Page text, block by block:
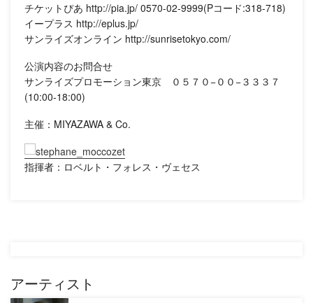
チケットぴあ http://pia.jp/ 0570-02-9999(Pコード:318-718)
イープラス http://eplus.jp/
サンライズオンライン http://sunrisetokyo.com/
公演内容のお問合せ
サンライズプロモーション東京 ０５７０−００−３３３７
(10:00-18:00)
主催：MIYAZAWA & Co.
指揮者：ロベルト・フォレス・ヴェセス
アーティスト